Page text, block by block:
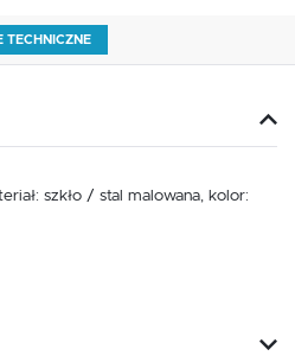
TECHNICZNE
szkło / stal malowana, kolor: